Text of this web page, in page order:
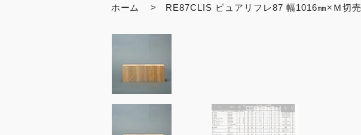
ホーム > RE87CLIS ピュアリフレ87 幅1016㎜×Ｍ切売